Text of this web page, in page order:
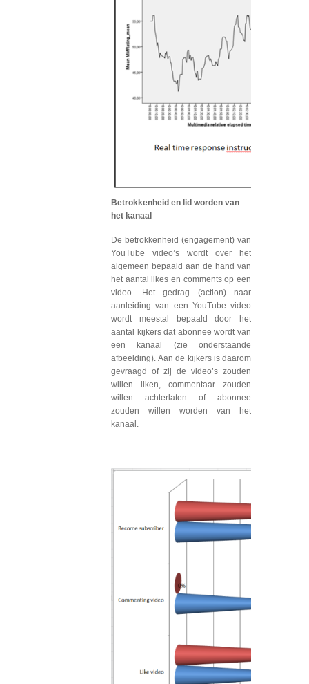
Betrokkenheid en lid worden van
het kanaal
De betrokkenheid (engagement) van
YouTube video’s wordt over het
algemeen bepaald aan de hand van
het aantal likes en comments op een
video. Het gedrag (action) naar
aanleiding van een YouTube video
wordt meestal bepaald door het
aantal kijkers dat abonnee wordt van
een kanaal (zie onderstaande
afbeelding). Aan de kijkers is daarom
gevraagd of zij de video’s zouden
willen liken, commentaar zouden
willen achterlaten of abonnee
zouden willen worden van het
kanaal.